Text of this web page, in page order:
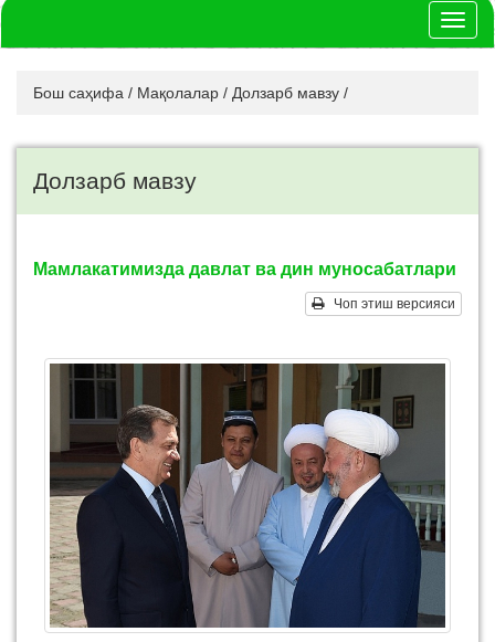
Бош саҳифа / Мақолалар / Долзарб мавзу /
Долзарб мавзу
Мамлакатимизда давлат ва дин муносабатлари
Чоп этиш версияси